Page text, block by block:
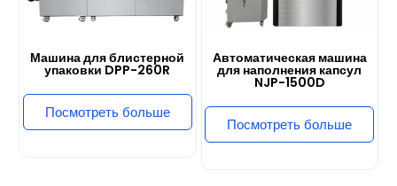
Машина для блистерной
упаковки DPP-260R
Посмотреть больше
Автоматическая машина
для наполнения капсул
Посмотреть больше